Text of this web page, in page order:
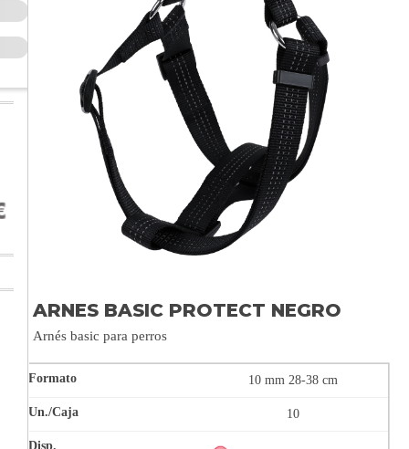
ARNES BASIC PROTECT NEGRO
Arnés basic para perros
10 mm 28-38 cm
10